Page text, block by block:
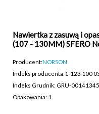
Nawiertka z zasuwą i
(107 - 130MM) SFERO
Producent:NORSON
Indeks producenta:1-123 100
Indeks Grudnik: GRU-00141345
Opakowania: 1